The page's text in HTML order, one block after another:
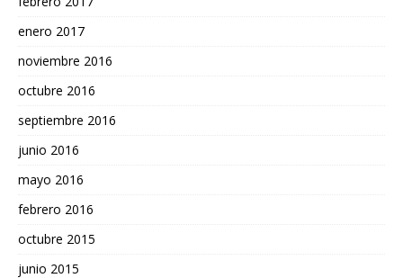
enero 2017
noviembre 2016
octubre 2016
septiembre 2016
junio 2016
mayo 2016
febrero 2016
octubre 2015
junio 2015